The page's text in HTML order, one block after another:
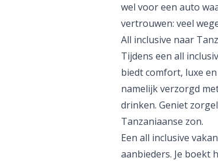
wel voor een auto
vertrouwen: veel
All inclusive naar
Tijdens een all
biedt comfort, luxe
namelijk verzorgd
drinken. Geniet
Tanzaniaanse zon.
Een all inclusive
aanbieders. Je boekt